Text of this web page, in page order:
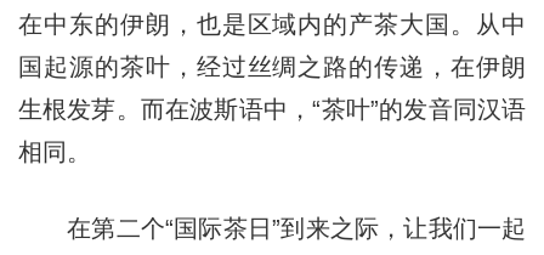
在中东的伊朗，也是区域内的产茶大国。从中
国起源的茶叶，经过丝绸之路的传递，在伊朗
生根发芽。而在波斯语中，“茶叶”的发音同汉语
相同。
在第二个“国际茶日”到来之际，让我们一起